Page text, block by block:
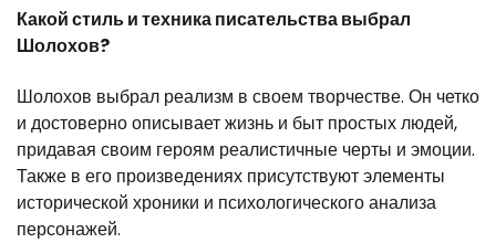
Какой стиль и техника писательства выбрал
Шолохов?
Шолохов выбрал реализм в своем творчестве. Он четко
и достоверно описывает жизнь и быт простых людей,
придавая своим героям реалистичные черты и эмоции.
Также в его произведениях присутствуют элементы
исторической хроники и психологического анализа
персонажей.